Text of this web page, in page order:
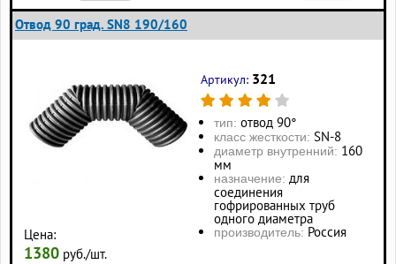
Отвод 90 град. SN8 190/160
Цена:
1380 руб./шт.
Артикул: 321
тип: отвод 90°
класс жесткости: SN-8
диаметр внутренний: 160
мм
назначение: для
соединения
гофрированных труб
одного диаметра
производитель: Россия